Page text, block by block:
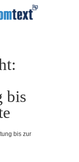
bis
bis zur